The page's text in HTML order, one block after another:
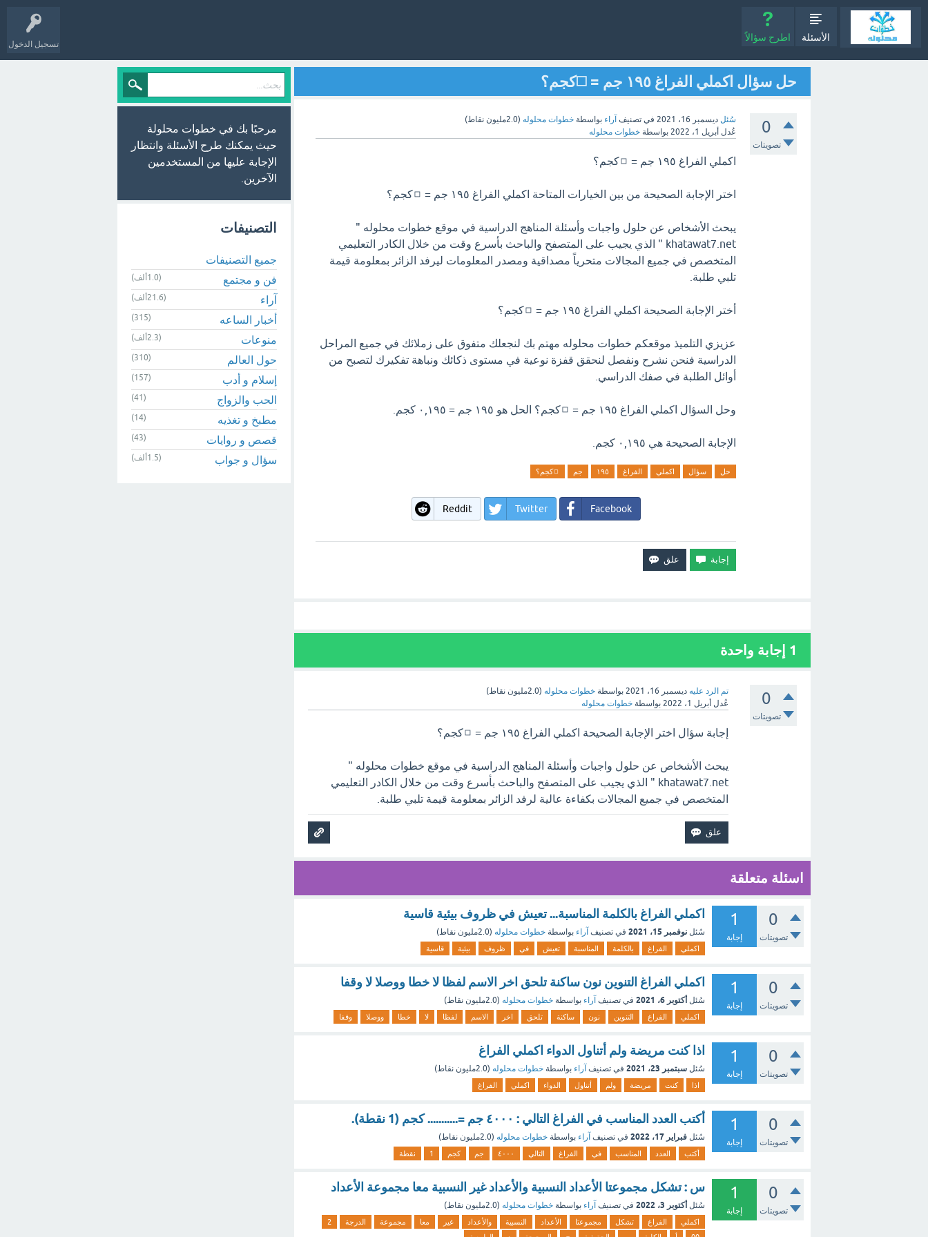
تسجيل الدخول
الأسئلة اطرح سؤالاً
حل سؤال اكملي الفراغ ١٩٥ جم = ◻️كجم؟
0
تصويتات
سُئل ديسمبر 16، 2021 في تصنيف آراء بواسطة خطوات محلوله (2.0مليون
نقاط)
عُدل أبريل 1، 2022 بواسطة خطوات محلوله
اكملي الفراغ ١٩٥ جم = ◻️كجم؟
اختر الإجابة الصحيحة من بين الخيارات المتاحة اكملي الفراغ ١٩٥ جم = ◻️كجم؟
يبحث الأشخاص عن حلول واجبات وأسئلة المناهج الدراسية في موقع خطوات محلوله "
khatawat7.net " الذي يجيب على المتصفح والباحث بأسرع وقت من خلال الكادر التعليمي
المتخصص في جميع المجالات متحرياً مصداقية ومصدر المعلومات ليرفد الزائر بمعلومة قيمة
تلبي طلبة.
أختر الإجابة الصحيحة اكملي الفراغ ١٩٥ جم = ◻️كجم؟
عزيزي التلميذ موقعكم خطوات محلوله مهتم بك لنجعلك متفوق على زملائك في جميع المراحل
الدراسية فنحن نشرح ونفصل لنحقق قفزة نوعية في مستوى ذكائك ونباهة تفكيرك لتصبح من
أوائل الطلبة في صفك الدراسي.
وحل السؤال اكملي الفراغ ١٩٥ جم = ◻️كجم؟ الحل هو ١٩٥ جم = ٠,١٩٥ كجم.
الإجابة الصحيحة هي ٠,١٩٥ كجم.
حل سؤال اكملي الفراغ ١٩٥ جم ◻️كجم؟
Facebook
Twitter
Reddit
1 إجابة واحدة
0
تصويتات
تم الرد عليه ديسمبر 16، 2021 بواسطةخطوات محلوله (2.0مليون
نقاط)
عُدل أبريل 1، 2022 بواسطةخطوات محلوله
إجابة سؤال اختر الإجابة الصحيحة اكملي الفراغ ١٩٥ جم = ◻️كجم؟
يبحث الأشخاص عن حلول واجبات وأسئلة المناهج الدراسية في موقع خطوات محلوله "
khatawat7.net " الذي يجيب على المتصفح والباحث بأسرع وقت من خلال الكادر التعليمي
المتخصص في جميع المجالات بكفاءة عالية لرفد الزائر بمعلومة قيمة تلبي طلبة.
اسئلة متعلقة
0
تصويتات
1
إجابة
اكملي الفراغ بالكلمة المناسبة... تعيش في ظروف بيئية قاسية
سُئل نوفمبر 15، 2021 في تصنيف آراء بواسطة خطوات محلوله (2.0مليون نقاط)
اكملي الفراغ بالكلمة المناسبة تعيش في ظروف بيئية قاسية
0
تصويتات
1
إجابة
اكملي الفراغ التنوين نون ساكنة تلحق اخر الاسم لفظا لا خطا ووصلا لا وقفا
سُئل أكتوبر 6، 2021 في تصنيف آراء بواسطة خطوات محلوله (2.0مليون نقاط)
اكملي الفراغ التنوين نون ساكنة تلحق اخر الاسم لفظا لا خطا ووصلا وقفا
0
تصويتات
1
إجابة
اذا كنت مريضة ولم أتناول الدواء اكملي الفراغ
سُئل سبتمبر 23، 2021 في تصنيف آراء بواسطة خطوات محلوله (2.0مليون نقاط)
اذا كنت مريضة ولم أتناول الدواء اكملي الفراغ
0
تصويتات
1
إجابة
أكتب العدد المناسب في الفراغ التالي : ٤٠٠٠ جم =........... كجم (1 نقطة).
سُئل فبراير 17، 2022 في تصنيف آراء بواسطة خطوات محلوله (2.0مليون نقاط)
أكتب العدد المناسب في الفراغ التالي ٤٠٠٠ جم كجم 1 نقطة
0
تصويتات
1
إجابة
س : تشكل مجموعتا الأعداد النسبية والأعداد غير النسبية معا مجموعة الأعداد
سُئل أكتوبر 3، 2022 في تصنيف آراء بواسطة خطوات محلوله (2.0مليون نقاط)
اكملي الفراغ تشكل مجموعتا الأعداد النسبية والأعداد غير معا مجموعة الدرجة
2
مرحبًا بك في خطوات محلولة
حيث يمكنك طرح الأسئلة وانتظار
الإجابة عليها من المستخدمين
الآخرين.
التصنيفات
جميع التصنيفات
فن و مجتمع
(1.0ألف)
آراء (21.6ألف)
أخبار الساعه (315)
منوعات (2.3ألف)
حول العالم (310)
إسلام و أدب (157)
الحب والزواج (41)
مطبخ و تغذيه (14)
قصص و روايات (43)
سؤال و جواب (1.5ألف)